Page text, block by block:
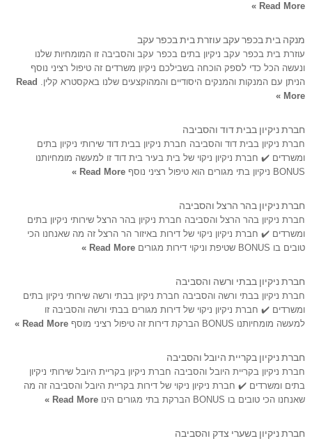
Read More »
מנקה בית בכפר עקב עוזרת בית בכפר עקב
עוזרת בית בכפר עקב ניקיון בתים בכפר עקב והסביבה זו המומחיות שלנו
ונעשה הכל כדי לספק הוכחה בשבילכם ניקיון משרדים זה טיפול רציני נוסף
הניתן עם המנקות והמנקים היסודיים והמהוקצעים שלנו באקסטרא קלין. Read
More »
חברת ניקיון בבית דוד והסביבה
חברת ניקיון בבית דוד והסביבה חברת ניקיון בבית דוד שירותי ניקיון בתים
ומשרדים ✔️ חברת ניקיון ניקוי של בית בעיר בית דוד זו למעשה מומחיותנו
BONUS ניקיון בתי מגורים הוא טיפול רציני נוסף
Read More »
חברת ניקיון בהר הרצל והסביבה
חברת ניקיון בהר הרצל והסביבה חברת ניקיון בהר הרצל שירותי ניקיון בתים
ומשרדים ✔️ חברת ניקיון ניקוי של דירות באיזור הר הרצל זה מה שאנחנו הכי
טובים בו BONUS שטיפת וניקוי דירות מגורים
Read More »
חברת ניקיון בבתי ורשה והסביבה
חברת ניקיון בבתי ורשה והסביבה חברת ניקיון בבתי ורשה שירותי ניקיון בתים
ומשרדים ✔️ חברת ניקיון ניקוי של דירות מגורים בבתי ורשה והסביבה זו
למעשה מומחיותנו BONUS הברקת דירות זה טיפול רציני מוסף
Read More »
חברת ניקיון בקריית היובל והסביבה
חברת ניקיון בקריית היובל והסביבה חברת ניקיון בקריית היובל שירותי ניקיון
בתים ומשרדים ✔️ חברת ניקיון ניקוי של דירות בקריית היובל והסביבה זה מה
שאנחנו הכי טובים בו BONUS הברקת בתי מגורים הינו
Read More »
חברת ניקיון בשערי צדק והסביבה